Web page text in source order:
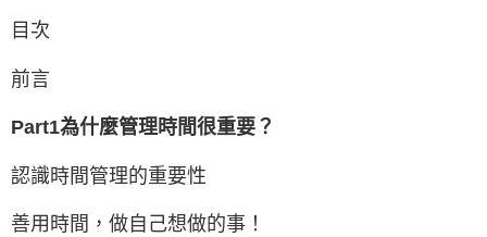
目次
前言
Part1為什麼管理時間很重要？
認識時間管理的重要性
善用時間，做自己想做的事！